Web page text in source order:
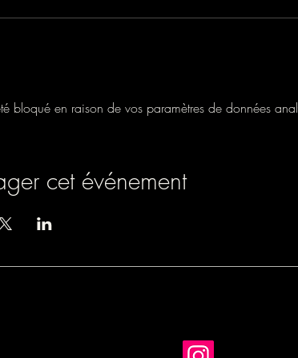
bloqué en raison de vos paramètres de données
cet événement